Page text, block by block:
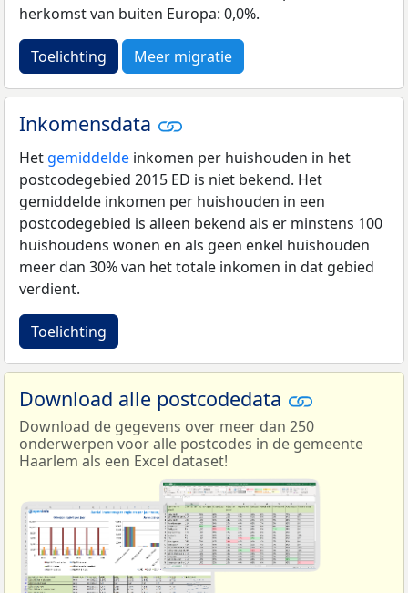
herkomst van buiten Europa: 0,0%.
Toelichting Meer migratie
Inkomensdata
Het gemiddelde inkomen per huishouden in het
postcodegebied 2015 ED is niet bekend. Het
gemiddelde inkomen per huishouden in een
postcodegebied is alleen bekend als er minstens 100
huishoudens wonen en als geen enkel huishouden
meer dan 30% van het totale inkomen in dat gebied
verdient.
Toelichting
Download alle postcodedata
Download de gegevens over meer dan 250
onderwerpen voor alle postcodes in de gemeente
Haarlem als een Excel dataset!